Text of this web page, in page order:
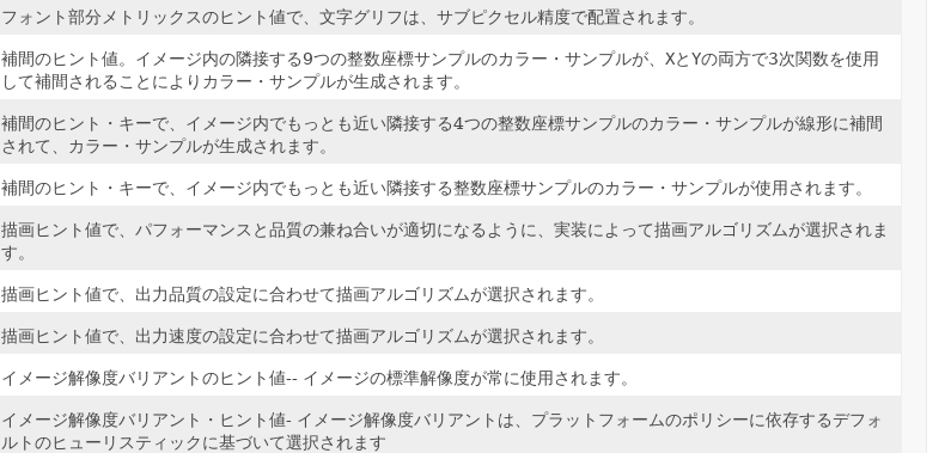
フォント部分メトリックスのヒント値で、文字グリフは、サブピクセル精度で配置されます。
補間のヒント値。イメージ内の隣接する9つの整数座標サンプルのカラー・サンプルが、 XとYの両方で3次関数を使用
して補間されることによりカラー・サンプルが生成されます。
補間のヒント・キーで、イメージ内でもっとも近い隣接する4つの整数座標サンプルのカラー・サンプルが線形に補間
されて、カラー・サンプルが生成されます。
補間のヒント・キーで、イメージ内でもっとも近い隣接する整数座標サンプルのカラー・サンプルが使用されます。
描画ヒント値で、パフォーマンスと品質の兼ね合いが適切になるように、実装によって描画アルゴリズムが選択されま
す。
描画ヒント値で、出力品質の設定に合わせて描画アルゴリズムが選択されます。
描画ヒント値で、出力速度の設定に合わせて描画アルゴリズムが選択されます。
イメージ解像度バリアントのヒント値-- イメージの標準解像度が常に使用されます。
イメージ解像度バリアント・ヒント値- イメージ解像度バリアントは、プラットフォームのポリシーに依存するデフォ
ルトのヒューリスティックに基づいて選択されます